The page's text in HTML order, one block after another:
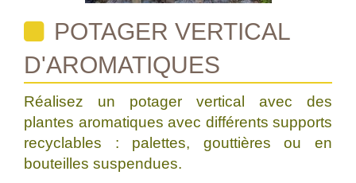
POTAGER VERTICAL
D'AROMATIQUES
Réalisez un potager vertical avec des
plantes aromatiques avec différents supports
recyclables : palettes, gouttières ou en
bouteilles suspendues.